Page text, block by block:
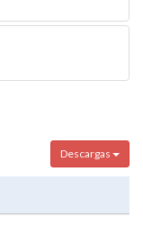
Descargas